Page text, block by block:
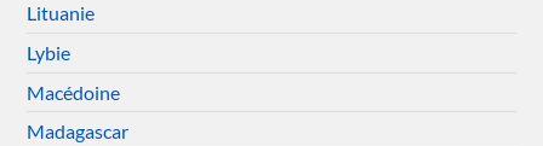
Lituanie
Lybie
Macédoine
Madagascar